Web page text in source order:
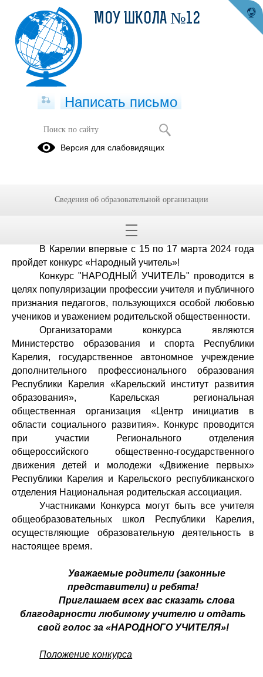
Народный учитель
В Карелии впервые с 15 по 17 марта 2024 года
пройдет конкурс «Народный учитель»!
Конкурс "НАРОДНЫЙ УЧИТЕЛЬ" проводится в
целях популяризации профессии учителя и публичного
признания педагогов, пользующихся особой любовью
учеников и уважением родительской общественности.
Организаторами конкурса являются
Министерство образования и спорта Республики
Карелия, государственное автономное учреждение
дополнительного профессионального образования
Республики Карелия «Карельский институт развития
образования», Карельская региональная
общественная организация «Центр инициатив в
области социального развития». Конкурс проводится
при участии Регионального отделения
общероссийского общественно-государственного
движения детей и молодежи «Движение первых»
Республики Карелия и Карельского республиканского
отделения Национальная родительская ассоциация.
Участниками Конкурса могут быть все учителя
общеобразовательных школ Республики Карелия,
осуществляющие образовательную деятельность в
настоящее время.
Уважаемые родители (законные
представители) и ребята!
Приглашаем всех вас сказать слова
благодарности любимому учителю и отдать
свой голос за «НАРОДНОГО УЧИТЕЛЯ»!
Положение конкурса
МОУ ШКОЛА №12
Написать письмо
Версия для слабовидящих
Сведения об образовательной организации